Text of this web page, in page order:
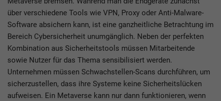
über verschiedene Tools wie VPN, Proxy oder Anti-Malware-
Software absichern kann, ist eine ganzheitliche Betrachtung im
Bereich Cybersicherheit unumgänglich. Neben der perfekten
Kombination aus Sicherheitstools müssen Mitarbeitende
sowie Nutzer für das Thema sensibilisiert werden.
Unternehmen müssen Schwachstellen-Scans durchführen, um
sicherzustellen, dass ihre Systeme keine Sicherheitslücken
aufweisen. Ein Metaverse kann nur dann funktionieren, wenn